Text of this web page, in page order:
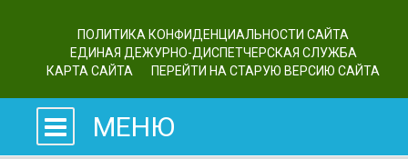
ПОЛИТИКА КОНФИДЕНЦИАЛЬНОСТИ САЙТА
ЕДИНАЯ ДЕЖУРНО-ДИСПЕТЧЕРСКАЯ СЛУЖБА
КАРТА САЙТА
ПЕРЕЙТИ НА СТАРУЮ ВЕРСИЮ САЙТА
МЕНЮ